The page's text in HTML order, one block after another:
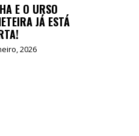
E O URSO
JÁ ESTÁ
2026